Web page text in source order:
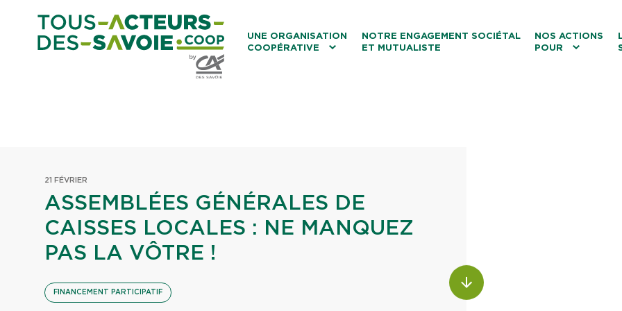
UNE ORGANISATION
COOPÉRATIVE
NOTRE ENGAGEMENT SOCIÉTAL
ET MUTUALISTE
NOS ACTIONS
POUR
21 FÉVRIER
ASSEMBLÉES GÉNÉRALES DE
CAISSES LOCALES : NE MANQUEZ
PAS LA VÔTRE !
FINANCEMENT PARTICIPATIF